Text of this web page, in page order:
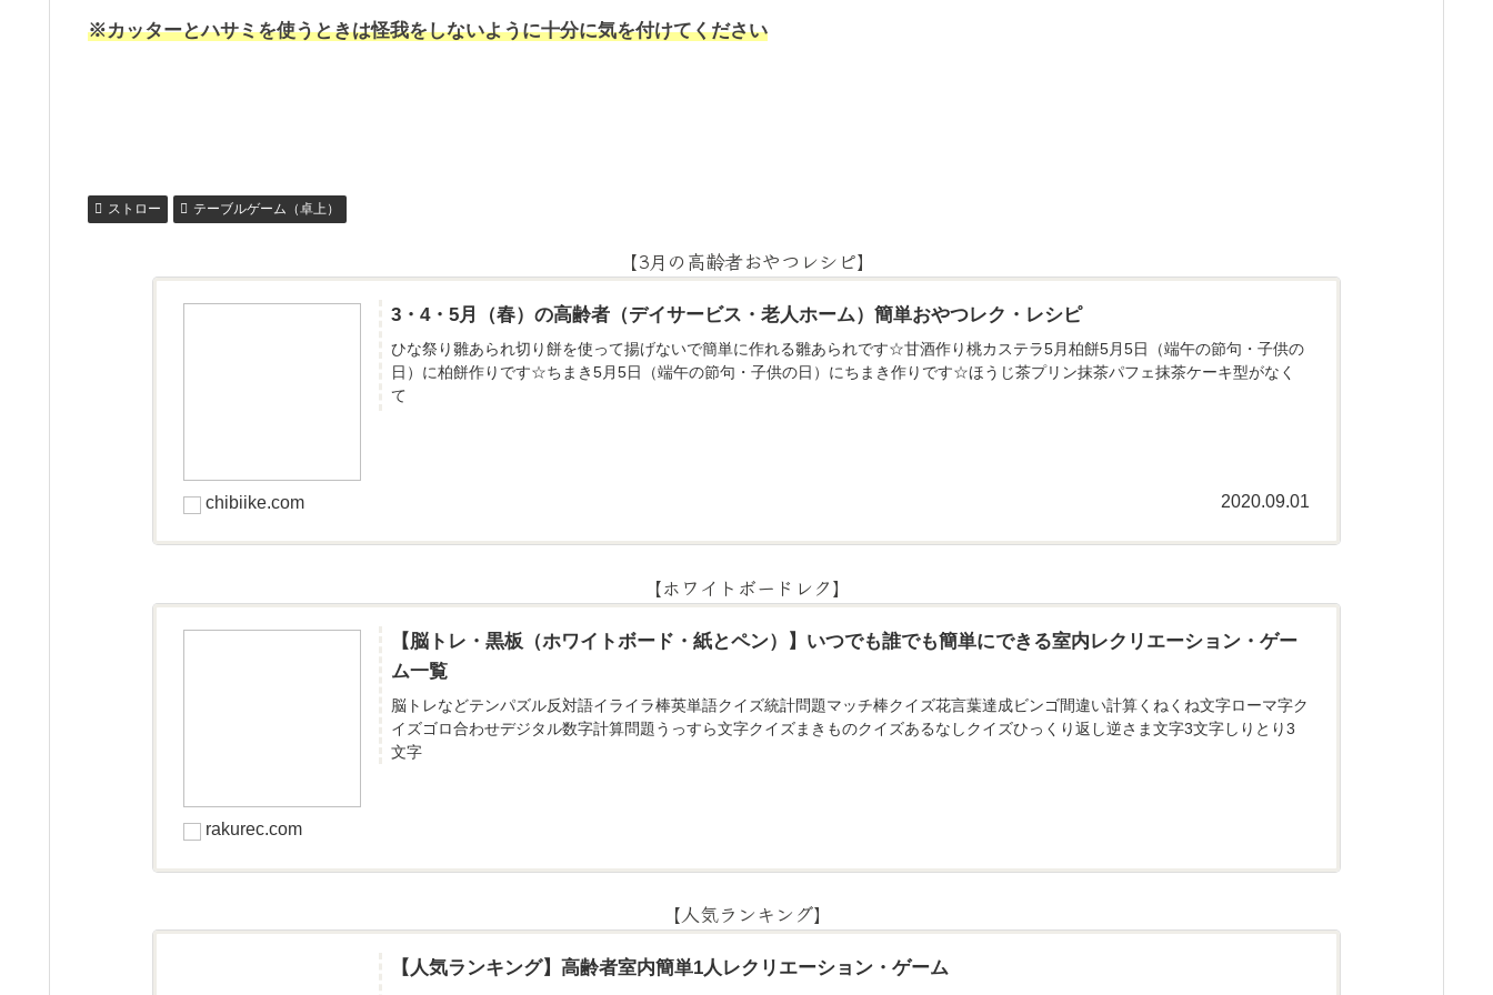
※カッターとハサミを使うときは怪我をしないように十分に気を付けてください
ストロー テーブルゲーム（卓上）
【3月の高齢者おやつレシピ】
3・4・5月（春）の高齢者（デイサービス・老人ホーム）簡単おやつレク・レシピ
ひな祭り雛あられ切り餅を使って揚げないで簡単に作れる雛あられです☆甘酒作り桃カステラ5月柏餅5月5日（端午の節句・子供の
日）に柏餅作りです☆ちまき5月5日（端午の節句・子供の日）にちまき作りです☆ほうじ茶プリン抹茶パフェ抹茶ケーキ型がなく
て
chibiike.com 2020.09.01
【ホワイトボードレク】
【脳トレ・黒板（ホワイトボード・紙とペン）】いつでも誰でも簡単にできる室内レクリエーション・ゲー
ム一覧
脳トレなどテンパズル反対語イライラ棒英単語クイズ統計問題マッチ棒クイズ花言葉達成ビンゴ間違い計算くねくね文字ローマ字ク
イズゴロ合わせデジタル数字計算問題うっすら文字クイズまきものクイズあるなしクイズひっくり返し逆さま文字3文字しりとり3
文字
rakurec.com
【人気ランキング】
【人気ランキング】高齢者室内簡単1人レクリエーション・ゲーム